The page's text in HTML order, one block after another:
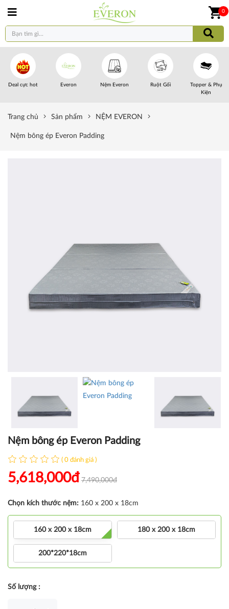
0
Deal cực hot Everon Nệm Everon Ruột Gối
Topper & Phụ
Kiện
Trang chủ Sản phẩm NỆM EVERON
Nệm bông ép Everon Padding
Nệm bông ép Everon Padding
( 0 đánh giá )
5,618,000đ 7,490,000đ
Chọn kích thước nệm: 160 x 200 x 18cm
160 x 200 x 18cm 180 x 200 x 18cm
200*220*18cm
Số lượng :